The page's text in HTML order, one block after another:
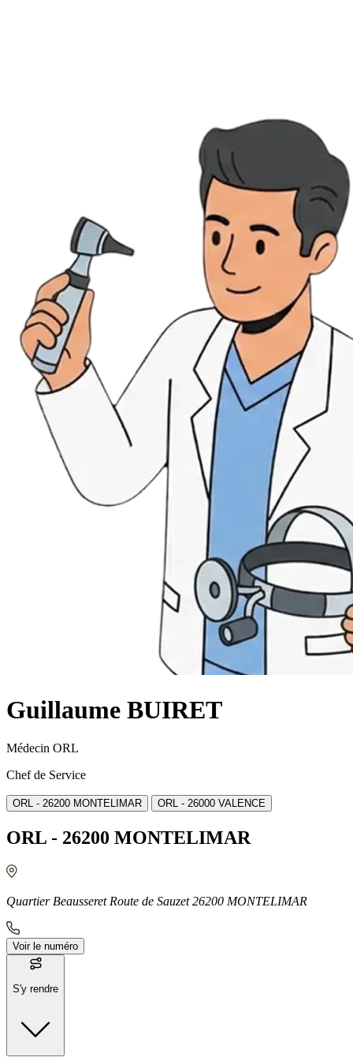
Guillaume BUIRET
Médecin ORL
Chef de Service
ORL - 26200 MONTELIMAR ORL - 26000 VALENCE
ORL - 26200 MONTELIMAR
Quartier Beausseret Route de Sauzet 26200 MONTELIMAR
Voir le numéro
S'y rendre